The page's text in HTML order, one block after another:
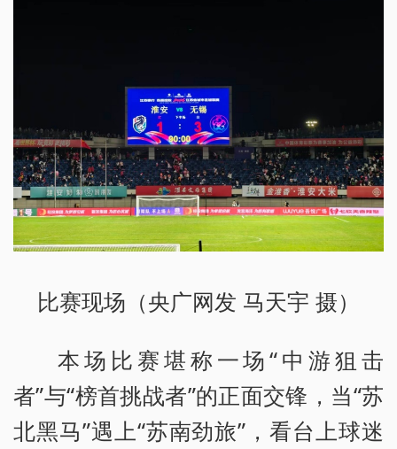
比赛现场（央广网发 马天宇 摄）
本场比赛堪称一场“中游狙击
者”与“榜首挑战者”的正面交锋，当“苏
北黑马”遇上“苏南劲旅”，看台上球迷